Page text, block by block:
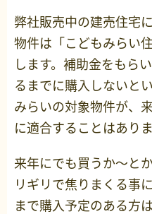
弊社販売中の建売住宅
物件は「こどもみらい
します。補助金をもら
るまでに購入しないと
みらいの対象物件が、
に適合することはあり
来年にでも買うか～と
リギリで焦りまくる事
まで購入予定のある方